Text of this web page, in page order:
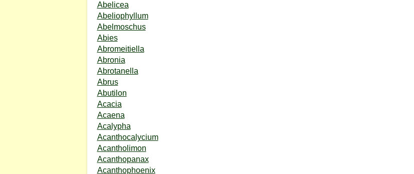
Abelicea
Abeliophyllum
Abelmoschus
Abies
Abromeitiella
Abronia
Abrotanella
Abrus
Abutilon
Acacia
Acaena
Acalypha
Acanthocalycium
Acantholimon
Acanthopanax
Acanthophoenix